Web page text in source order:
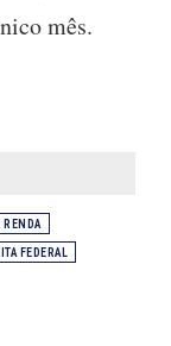
mês.
RENDA
FEDERAL